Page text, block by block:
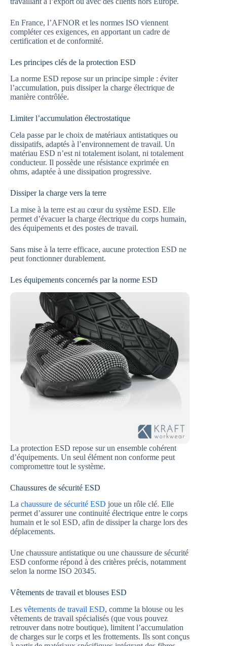
En France, l’AFNOR et les normes ISO viennent
compléter ces exigences, en apportant un cadre de
certification et de conformité.
Les principes clés de la protection ESD
La norme ESD repose sur un principe simple : éviter
l’accumulation, puis dissiper la charge électrique de
manière contrôlée.
Limiter l’accumulation électrostatique
Cela passe par le choix de matériaux antistatiques ou
dissipatifs, adaptés à l’environnement de travail. Un
matériau ESD n’est ni totalement isolant, ni totalement
conducteur. Il possède une résistance exprimée en
ohms, adaptée à une dissipation progressive.
Dissiper la charge vers la terre
La mise à la terre est au cœur du système ESD. Elle
permet d’évacuer la charge électrique du corps humain,
des équipements et des postes de travail.
Sans mise à la terre efficace, aucune protection ESD ne
peut fonctionner durablement.
Les équipements concernés par la norme ESD
La protection ESD repose sur un ensemble cohérent
d’équipements. Un seul élément non conforme peut
compromettre tout le système.
Chaussures de sécurité ESD
La chaussure de sécurité ESD joue un rôle clé. Elle
permet d’assurer une continuité électrique entre le corps
humain et le sol ESD, afin de dissiper la charge lors des
déplacements.
Une chaussure antistatique ou une chaussure de sécurité
ESD conforme répond à des critères précis, notamment
selon la norme ISO 20345.
Vêtements de travail et blouses ESD
Les vêtements de travail ESD, comme la blouse ou les
vêtements de travail spécialisés (que vous pouvez
retrouver dans notre boutique), limitent l’accumulation
de charges sur le corps et les frottements. Ils sont conçus